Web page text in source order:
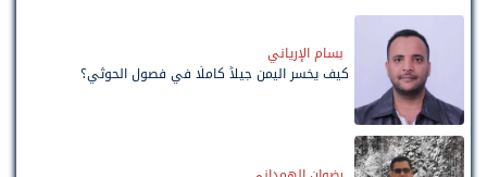
بسام الإرياني
كيف يخسر اليمن جيلاً كاملًا في فصول الحوثي؟